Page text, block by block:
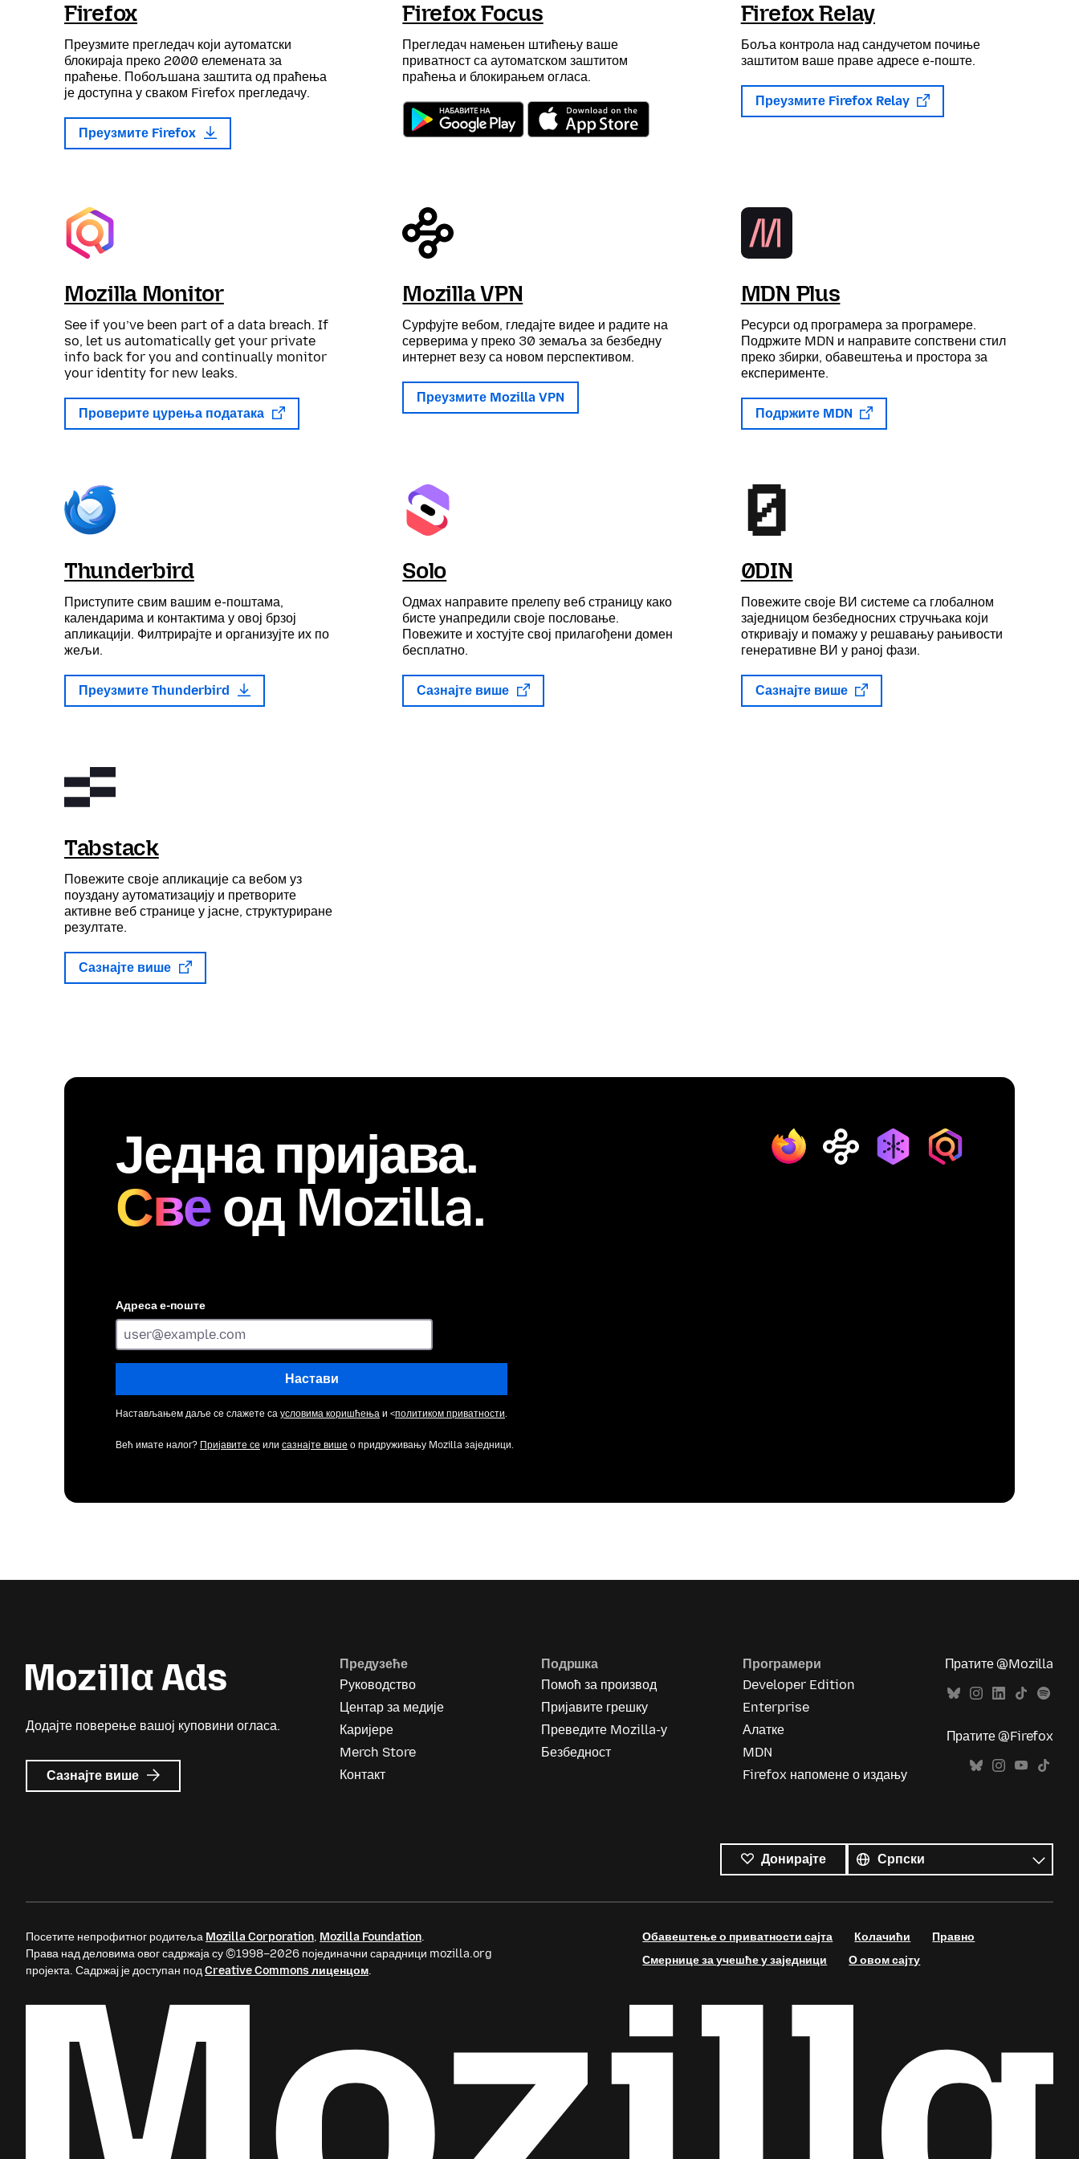
Firefox
Преузмите прегледач који аутоматски
блокираја преко 2000 елемената за
праћење. Побољшана заштита од праћења
је доступна у сваком Firefox прегледачу.
Преузмите Firefox
Firefox Focus
Прегледач намењен штићењу ваше
приватност са аутоматском заштитом
праћења и блокирањем огласа.
Firefox Relay
Боља контрола над сандучетом почиње
заштитом ваше праве адресе е-поште.
Преузмите Firefox Relay
Mozilla Monitor
See if you’ve been part of a data breach. If
so, let us automatically get your private
info back for you and continually monitor
your identity for new leaks.
Проверите цурења података
Mozilla VPN
Сурфујте вебом, гледајте видее и радите на
серверима у преко 30 земаља за безбедну
интернет везу са новом перспективом.
Преузмите Mozilla VPN
MDN Plus
Ресурси од програмера за програмере.
Подржите MDN и направите сопствени стил
преко збирки, обавештења и простора за
експерименте.
Подржите MDN
Thunderbird
Приступите свим вашим е-поштама,
календарима и контактима у овој брзој
апликацији. Филтрирајте и организујте их по
жељи.
Преузмите Thunderbird
Solo
Одмах направите прелепу веб страницу како
бисте унапредили своје пословање.
Повежите и хостујте свој прилагођени домен
бесплатно.
Сазнајте више
0DIN
Повежите своје ВИ системе са глобалном
заједницом безбедносних стручњака који
откривају и помажу у решавању рањивости
генеративне ВИ у раној фази.
Сазнајте више
Tabstack
Повежите своје апликације са вебом уз
поуздану аутоматизацију и претворите
активне веб странице у јасне, структуриране
резултате.
Сазнајте више
Једна пријава.
Све од Mozilla.
Адреса е-поште
Настави
Настављањем даље се слажете са условима коришћења и <политиком приватности.
Већ имате налог? Пријавите се или сазнајте више о придруживању Mozilla заједници.
Додајте поверење вашој куповини огласа.
Сазнајте више о
Mozilla
Предузеће
Руководство
Центар за медије
Каријере
Merch Store
Контакт
Подршка
Помоћ за производ
Пријавите грешку
Преведите Mozilla-у
Безбедност
Програмери
Developer Edition
Enterprise
Алатке
MDN
Firefox напомене о издању
Пратите @Mozilla
Пратите @Firefox
Донирајте
језици
Језик
Посетите непрофитног родитеља Mozilla Corporation, Mozilla Foundation.
Права над деловима овог садржаја су ©1998–2026 појединачни сарадници mozilla.org
пројекта. Садржај је доступан подCreative Commons лиценцом.
Обавештење о приватности сајта Колачићи
Правно
Смернице за учешће у заједници
О овом сајту